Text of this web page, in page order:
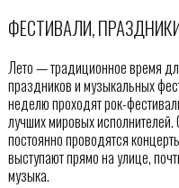
ФЕСТИВАЛИ,
Лето — традиционное время
праздников и музыкальных
неделю проходят рок-
лучших мировых
постоянно проводятся
выступают прямо на улице,
музыка.